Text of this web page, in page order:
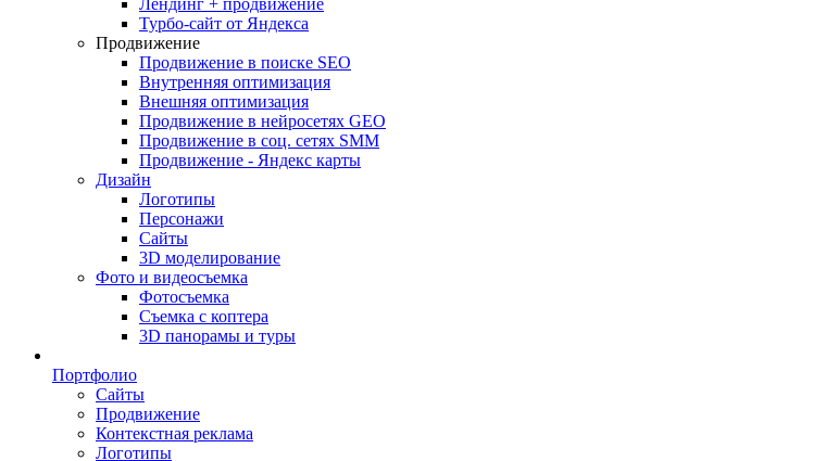
Лендинг + продвижение
Турбо-сайт от Яндекса
Продвижение
Продвижение в поиске SEO
Внутренняя оптимизация
Внешняя оптимизация
Продвижение в нейросетях GEO
Продвижение в соц. сетях SMM
Продвижение - Яндекс карты
Дизайн
Логотипы
Персонажи
Сайты
3D моделирование
Фото и видеосъемка
Фотосъемка
Съемка с коптера
3D панорамы и туры
Портфолио
Сайты
Продвижение
Контекстная реклама
Логотипы